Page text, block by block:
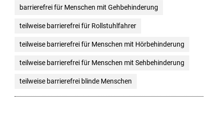
barrierefrei für Menschen mit Gehbehinderung
teilweise barrierefrei für Rollstuhlfahrer
teilweise barrierefrei für Menschen mit Hörbehinderung
teilweise barrierefrei für Menschen mit Sehbehinderung
teilweise barrierefrei blinde Menschen